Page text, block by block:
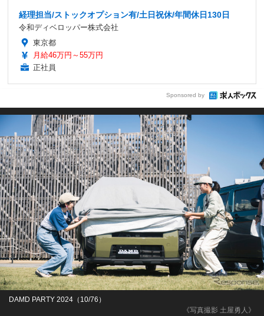
経理担当/ストックオプション有/土日祝休/年間休日130日
令和ディベロッパー株式会社
東京都
月給46万円～55万円
正社員
Sponsored by
《写真撮影 土屋勇人》
DAMD PARTY 2024（10/76）